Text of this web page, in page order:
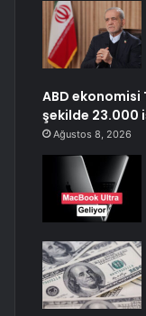
ABD ekonomisi
şekilde 23.000
Ağustos 8, 2026